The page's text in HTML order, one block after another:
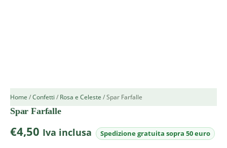
Home /Confetti / Rosa e Celeste / Spar Farfalle
Spar Farfalle
€4,50 Iva inclusa